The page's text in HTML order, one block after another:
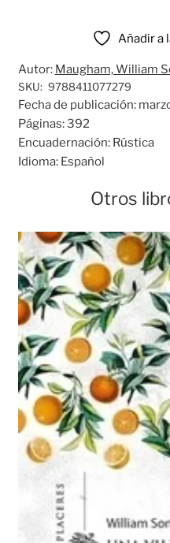
Añadir a
Autor: Maugham, William
SKU: 9788411077279
Fecha de publicación:
Páginas:392
Encuadernación: Rústica
Idioma: Español
Otros